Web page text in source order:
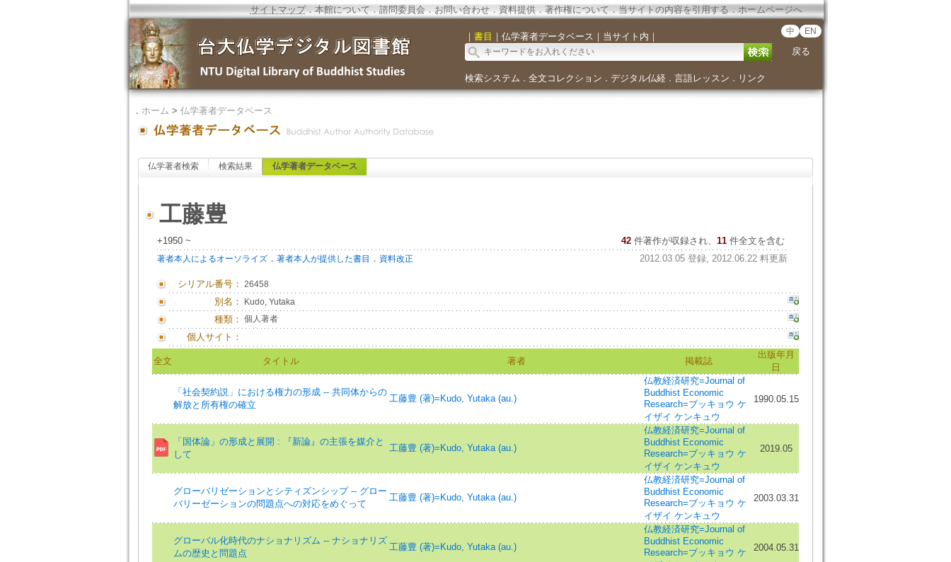
サイトマップ．本館について．諮問委員会． お問い合わせ． 資料提供．著作権について．当サイトの内容を引用する．ホームページへ
｜ 書目 ｜ 仏学著者データベース ｜ 当サイト内 ｜ 中 EN
戻る
検索システム ． 全文コレクション ． デジタル仏経． 言語レッスン ． リンク
． ホーム > 仏学著者データベース
仏学著者検索 検索結果 仏学著者データベース
工藤豊
+1950 ~ 42 件著作が収録され、 11件全文を含む
著者本人によるオーソライズ． 著者本人が提供した書目 ． 資料改正 2012.03.05 登録, 2012.06.22 料更新
シリアル番号： 26458
別名： Kudo, Yutaka
種類： 個人著者
個人サイト：
全文 タイトル 著者 掲載誌
出版年月
日
「社会契約説」における権力の形成 -- 共同体からの
解放と所有権の確立
工藤豊 (著)=Kudo, Yutaka (au.)
仏教経済研究=Journal of
Buddhist Economic
Research=ブッキョウ ケ
イザイ ケンキュウ
1990.05.15
「国体論」の形成と展開 : 『新論』の主張を媒介と
して
工藤豊 (著)=Kudo, Yutaka (au.)
仏教経済研究=Journal of
Buddhist Economic
Research=ブッキョウ ケ
イザイ ケンキュウ
2019.05
グローバリゼーションとシティズンシップ -- グロー
バリーゼーションの問題点への対応をめぐって
工藤豊 (著)=Kudo, Yutaka (au.)
仏教経済研究=Journal of
Buddhist Economic
Research=ブッキョウ ケ
イザイ ケンキュウ
2003.03.31
グローバル化時代のナショナリズム -- ナショナリズ
ムの歴史と問題点
工藤豊 (著)=Kudo, Yutaka (au.)
仏教経済研究=Journal of
Buddhist Economic
Research=ブッキョウ ケ
2004.05.31